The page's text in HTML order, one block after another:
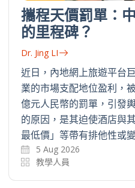
攜程天價罰單：
的里程碑？
Dr. Jing LI
近日，內地網上旅遊平台
業的市場支配地位盈利，
億元人民幣的罰單，引發
的原因，是其迫使酒店與
最低價」等帶有排他性或
5 Aug 2026
教學人員